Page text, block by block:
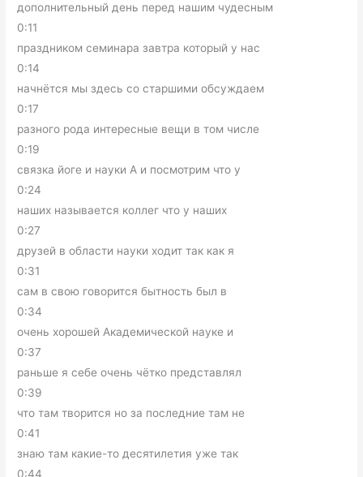
дополнительный день перед нашим чудесным
0:11
праздником семинара завтра который у нас
0:14
начнётся мы здесь со старшими обсуждаем
0:17
разного рода интересные вещи в том числе
0:19
связка йоге и науки А и посмотрим что у
0:24
наших называется коллег что у наших
0:27
друзей в области науки ходит так как я
0:31
сам в свою говорится бытность был в
0:34
очень хорошей Академической науке и
0:37
раньше я себе очень чётко представлял
0:39
что там творится но за последние там не
0:41
знаю там какие-то десятилетия уже так
0:44